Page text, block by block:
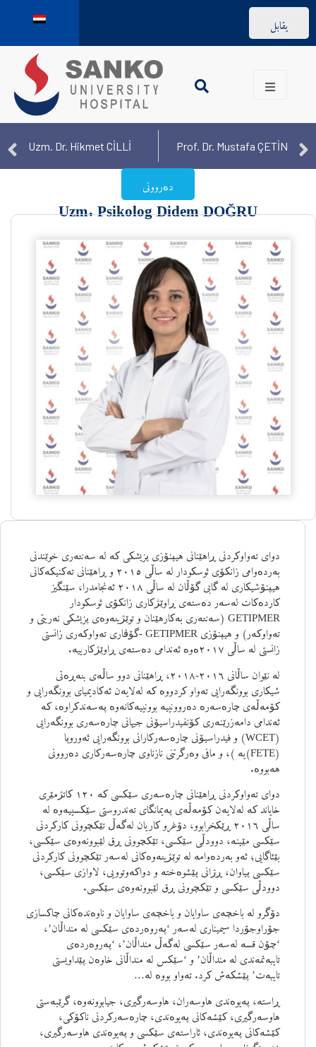
يقابل
Prof. Dr. Mustafa ÇETİN
Uzm. Dr. Hikmet CİLLİ
دەروونی
Uzm. Psikolog Didem DOĞRU
دوای تەواوکردنی ڕاهێنانی هیپنۆزی پزیشکی کە لە سەنتەری خوێندنی
بەردەوامی زانکۆی ئوسکودار لە ساڵی ٢٠١٥ و ڕاهێنانی تەکنیکەکانی
هیپنۆشیکاری لە گابی گۆڵان لە ساڵی ٢٠١٨ ئەنجامدرا، سێنگیز
کاردەکات لەسەر دەستەی ڕاوێژکاری زانکۆی ئوسکودار
GETIPMER (سەنتەری بەکارهێنان و توێژینەوەی پزیشکی نەریتی و
تەواوکەر) و هیپنۆزی GETIPMER -گۆڤاری تەواوکەری زانستی
زانستی لە ساڵی ٢٠١٧ەوە ئەندامی دەستەی ڕاوێژکارییە.
لە نێوان ساڵانی ٢٠١٦-٢٠١٨، ڕاهێنانی دوو ساڵەی بنەڕەتی
شیکاری بوونگەرایی تەواو کردووە کە لەلایەن ئەکادیمیای بوونگەرایی و
کۆمەڵەی چارەسەرە دەروونییە بوونییەکانەوە پەسەندکراوە، کە
ئەندامی دامەزرێنەری کۆنفیدراسیۆنی جیهانی چارەسەری بوونگەرایی
(WCET) و فیدراسیۆنی چارەسەرکارانی بوونگەرایی ئەوروپا
(FETE)یە )، و مافی وەرگرتنی نازناوی چارەسەرکاری دەروونی
هەبووە.
دوای تەواوکردنی ڕاهێنانی چارەسەری سێکسی کە ١٢٠ کاتژمێری
خایاند کە لەلایەن کۆمەڵەی پەیمانگای تەندروستی سێکسییەوە لە
ساڵی ٢٠١٦ ڕێکخرابوو، دۆغرو کاریان لەگەڵ تێکچوونی کارکردنی
سێکسی مێینە، دوودڵی سێکسی، تێکچوونی ڕق لێبوونەوەی سێکسی،
بێئاگایی؛ ئەو بەردەوامە لە توێژینەوەکانی لەسەر تێکچوونی کارکردنی
سێکسی پیاوان، ڕژانی پێشوەختە و دواکەوتوویی، لاوازی سێکسی،
دوودڵی سێکسی و تێکچوونی ڕق لێبوونەوەی سێکسی.
دۆگرو لە باخچەی ساوایان و باخچەی ساوایان و ناوەندەکانی چاکسازی
جۆراوجۆردا سیمیناری لەسەر ‘پەروەردەی سێکسی لە منداڵان’،
‘چۆن قسە لەسەر سێکسی لەگەڵ منداڵان’، ‘پەروەردەی
تایبەتمەندی لە منداڵان’ و ‘سێکس لە منداڵانی خاوەن پێداویستی
تایبەت’ پێشکەش کرد. تەواو بووە لە…
ڕاستە، پەیوەندی هاوسەران، هاوسەرگیری، جیابوونەوە، گرێبەستی
هاوسەرگیری، کێشەکانی پەیوەندی، چارەسەرکردنی ناکۆکی،
کێشەکانی پەیوەندی، ئاراستەی سێکسی و پەیوەندی هاوسەرگیری،